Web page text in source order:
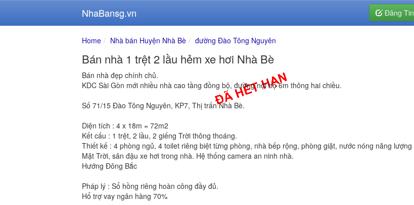
NhaBansg.vn Đăng Tin
Home Nhà bán Huyện Nhà Bè đường Đào Tông Nguyên
Bán nhà 1 trệt 2 lầu hẻm xe hơi Nhà Bè
Bán nhà đẹp chính chủ.
KDC Sài Gòn mới nhiều nhà cao tầng đồng bộ, đường nội bộ 6m thông hai chiều.
Số 71/15 Đào Tông Nguyên, KP7, Thị trấn Nhà Bè.
Diện tích : 4 x 18m = 72m2
Kết cấu : 1 trệt, 2 lầu, 2 giếng Trời thông thoáng.
Thiết kế : 4 phòng ngủ, 4 toilet riêng biệt từng phòng, nhà bếp rộng, phòng giặt, nước nóng năng lượng
Mặt Trời, sân đậu xe hơi trong nhà. Hệ thống camera an ninh nhà.
Hướng Đông Bắc
Pháp lý : Sổ hồng riêng hoàn công đầy đủ.
Hổ trợ vay ngân hàng 70%